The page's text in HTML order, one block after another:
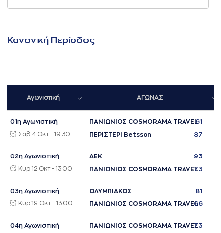
Κανονική Περίοδος
Αγωνιστική ΑΓΩΝΑΣ
01η Αγωνιστική
Σαβ 4 Οκτ - 19:30
ΠΑΝΙΩΝΙΟΣ COSMORAMA TRAVEL61
ΠΕΡΙΣΤΕΡΙ Betsson 87
02η Αγωνιστική
Κυρ 12 Οκτ - 13:00
ΑΕΚ 93
ΠΑΝΙΩΝΙΟΣ COSMORAMA TRAVEL73
03η Αγωνιστική
Κυρ 19 Οκτ - 13:00
ΟΛΥΜΠΙΑΚΟΣ 81
ΠΑΝΙΩΝΙΟΣ COSMORAMA TRAVEL66
04η Αγωνιστική ΠΑΝΙΩΝΙΟΣ COSMORAMA TRAVEL73